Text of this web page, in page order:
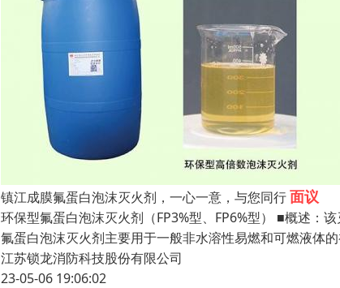
镇江成膜氟蛋白泡沫灭火剂，一心一意，与您同行面议
环保型氟蛋白泡沫灭火剂（FP3%型、FP6%型） ■概述：
氟蛋白泡沫灭火剂主要用于一般非水溶性易燃和可燃液体
江苏锁龙消防科技股份有限公司
23-05-06 19:06:02